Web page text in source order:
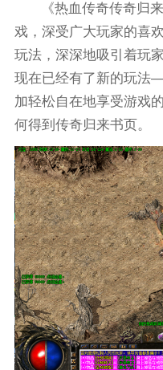
《热血传奇传奇归
戏，深受广大玩家的喜
玩法，深深地吸引着玩
现在已经有了新的玩法
加轻松自在地享受游戏
何得到传奇归来书页。